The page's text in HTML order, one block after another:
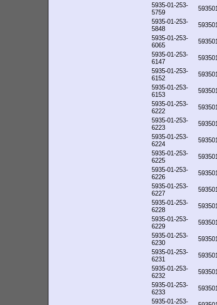
5935-01-253-
5759
5935-01-253-
5848
5935-01-253-
6065
5935-01-253-
6147
5935-01-253-
6152
5935-01-253-
6153
5935-01-253-
6222
5935-01-253-
6223
5935-01-253-
6224
5935-01-253-
6225
5935-01-253-
6226
5935-01-253-
6227
5935-01-253-
6228
5935-01-253-
6229
5935-01-253-
6230
5935-01-253-
6231
5935-01-253-
6232
5935-01-253-
6233
5935-01-253-